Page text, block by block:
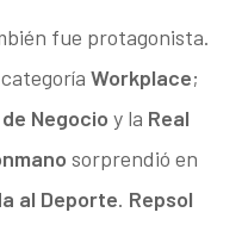
fue protagonista.
Workplace;
Negocio y la Real
sorprendió en
al Deporte. Repsol